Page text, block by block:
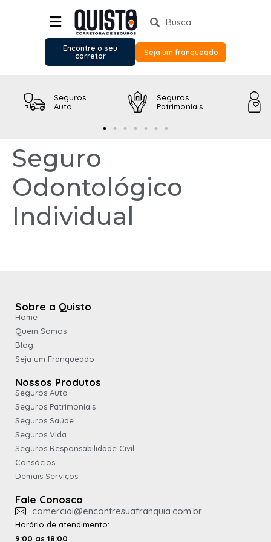
Encontre o seu
corretor
Seja um franqueado
Seguros
Auto
Seguros
Patrimoniais
Seguro
Odontológico
Individual
Sobre a Quisto
Home
Quem Somos
Blog
Seja um Franqueado
Nossos Produtos
Seguros Auto
Seguros Patrimoniais
Seguros Saúde
Seguros Vida
Seguros Responsabilidade Civil
Consócios
Demais Serviços
Fale Conosco
comercial@encontresuafranquia.com.br
Horário de atendimento:
9:00 as 18:00